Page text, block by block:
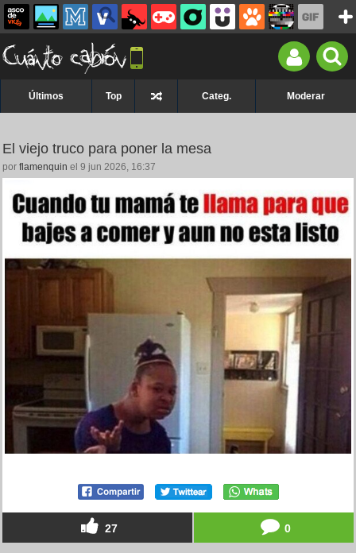
Últimos Top Categ. Moderar
El viejo truco para poner la mesa
por flamenquin el 9 jun 2026, 16:37
27 0